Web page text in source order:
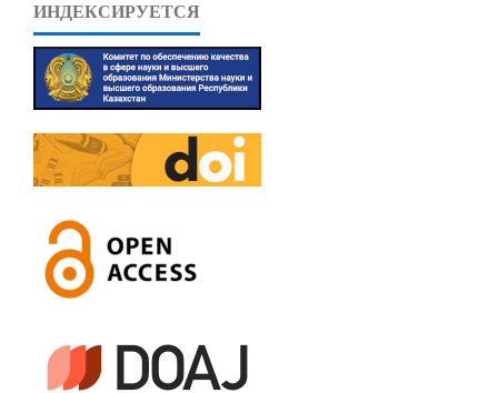
ИНДЕКСИРУЕТСЯ